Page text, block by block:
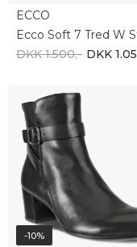
ECCO
DKK 1.500,- DKK
-10%